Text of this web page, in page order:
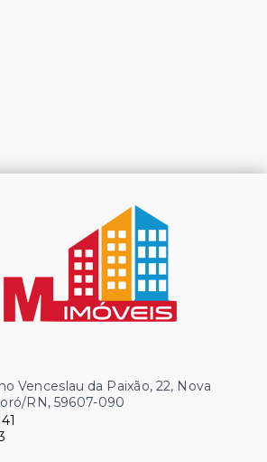
Venceslau da Paixão, 22, Nova
RN, 59607-090